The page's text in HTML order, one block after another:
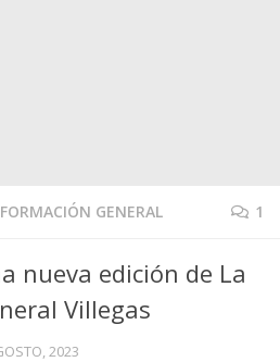
GENERAL 1
nueva edición de La
Villegas
2023